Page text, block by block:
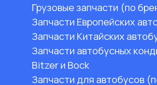
Грузовые запчасти (по
Запчасти Европейских
Запчасти Китайских
Запчасти автобусных
Bitzer и Bock
Запчасти для автобусов